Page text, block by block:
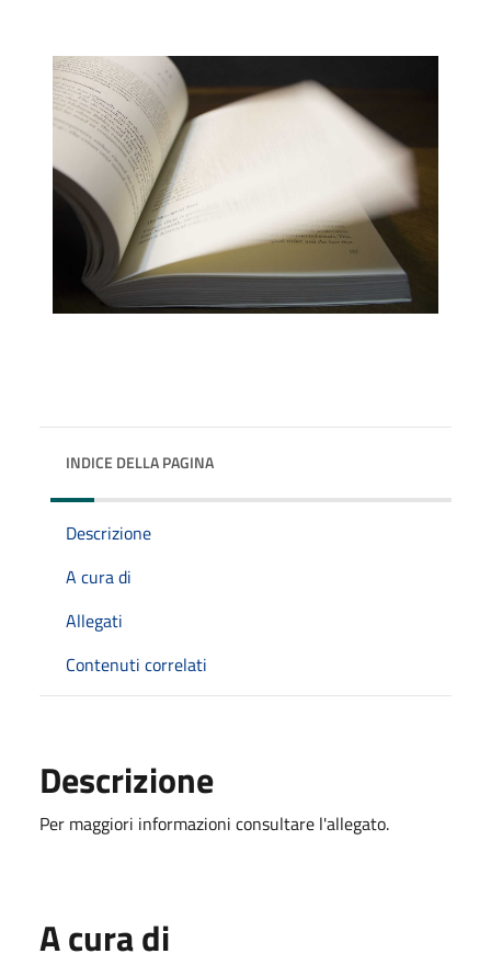
INDICE DELLA PAGINA
Descrizione
A cura di
Allegati
Contenuti correlati
Descrizione
Per maggiori informazioni consultare l'allegato.
A cura di